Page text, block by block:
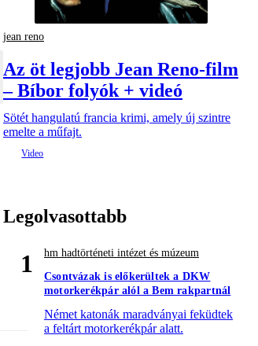
jean reno
Az öt legjobb Jean Reno-film
– Bíbor folyók + videó
Sötét hangulatú francia krimi, amely új szintre
emelte a műfajt.
Legolvasottabb
1
hm hadtörténeti intézet és múzeum
Csontvázak is előkerültek a DKW
motorkerékpár alól a Bem rakpartnál
Német katonák maradványai feküdtek
a feltárt motorkerékpár alatt.